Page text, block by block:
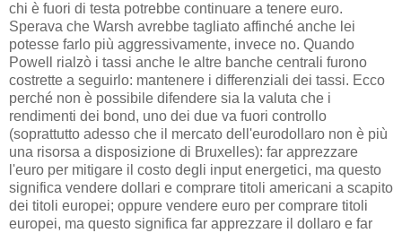
chi è fuori di testa potrebbe continuare a tenere euro.
Sperava che Warsh avrebbe tagliato affinché anche lei
potesse farlo più aggressivamente, invece no. Quando
Powell rialzò i tassi anche le altre banche centrali furono
costrette a seguirlo: mantenere i differenziali dei tassi. Ecco
perché non è possibile difendere sia la valuta che i
rendimenti dei bond, uno dei due va fuori controllo
(soprattutto adesso che il mercato dell'eurodollaro non è più
una risorsa a disposizione di Bruxelles): far apprezzare
l'euro per mitigare il costo degli input energetici, ma questo
significa vendere dollari e comprare titoli americani a scapito
dei titoli europei; oppure vendere euro per comprare titoli
europei, ma questo significa far apprezzare il dollaro e far